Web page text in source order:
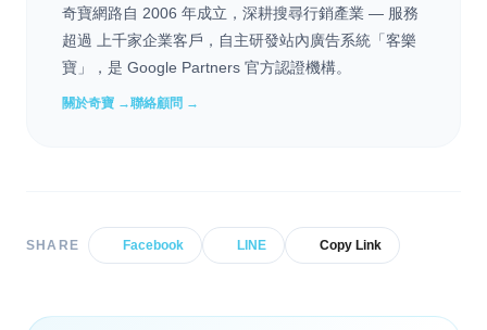
奇寶網路自 2006 年成立，深耕搜尋行銷產業 — 服務
超過 上千家企業客戶，自主研發站內廣告系統「客樂
寶」，是 Google Partners 官方認證機構。
關於奇寶 →聯絡顧問 →
SHARE Facebook LINE Copy Link